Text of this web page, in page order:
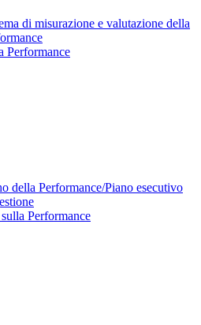
di misurazione e valutazione della
Performance
della Performance/Piano esecutivo
Performance